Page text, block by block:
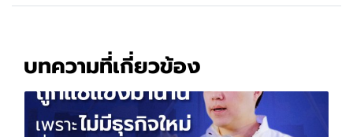
บทความที่เกี่ยวข้อง